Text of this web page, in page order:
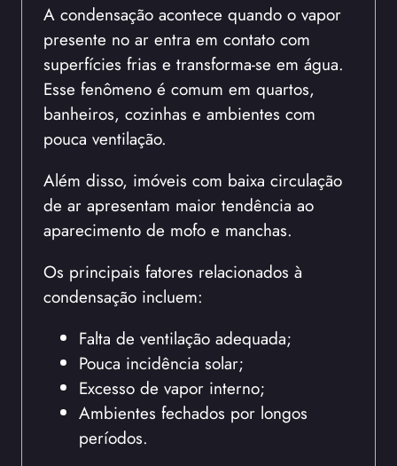
A condensação acontece quando o vapor
presente no ar entra em contato com
superfícies frias e transforma-se em água.
Esse fenômeno é comum em quartos,
banheiros, cozinhas e ambientes com
pouca ventilação.
Além disso, imóveis com baixa circulação
de ar apresentam maior tendência ao
aparecimento de mofo e manchas.
Os principais fatores relacionados à
condensação incluem:
Falta de ventilação adequada;
Pouca incidência solar;
Excesso de vapor interno;
Ambientes fechados por longos
períodos.